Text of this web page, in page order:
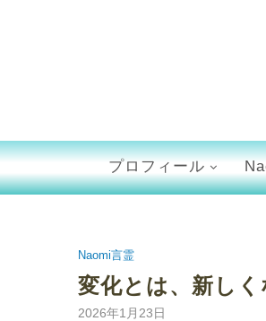
プロフィール
Naomi言霊
変化とは、新し
2026年1月23日